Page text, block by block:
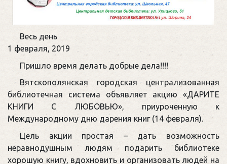
Международный
день
Весь день
1 февраля, 2019
Пришло время делать добрые дела!!!!
Вятскополянская городская централизованная
библиотечная система объявляет акцию «ДАРИТЕ
КНИГИ С ЛЮБОВЬЮ», приуроченную к
Международному дню дарения книг (14 февраля).
Цель акции простая – дать возможность
неравнодушным людям подарить библиотеке
хорошую книгу, вдохновить и организовать людей на